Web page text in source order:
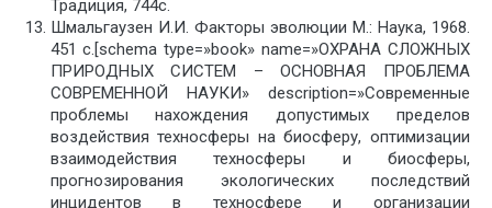
Традиция, 744с.
Шмальгаузен И.И. Факторы эволюции М.: Наука, 1968.
451 с.[schema type=»book» name=»ОХРАНА СЛОЖНЫХ
ПРИРОДНЫХ СИСТЕМ – ОСНОВНАЯ ПРОБЛЕМА
СОВРЕМЕННОЙ НАУКИ» description=»Современные
проблемы нахождения допустимых пределов
воздействия техносферы на биосферу, оптимизации
взаимодействия техносферы и биосферы,
прогнозирования экологических последствий
инцидентов в техносфере и организации